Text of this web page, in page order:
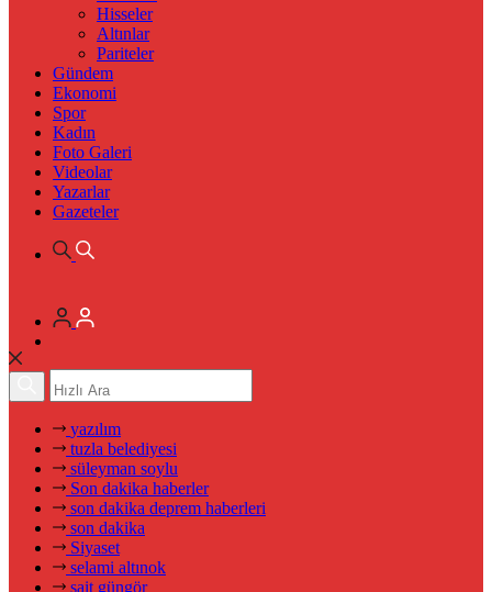
Hisseler
Altınlar
Pariteler
Gündem
Ekonomi
Spor
Kadın
Foto Galeri
Videolar
Yazarlar
Gazeteler
yazılım
tuzla belediyesi
süleyman soylu
Son dakika haberler
son dakika deprem haberleri
son dakika
Siyaset
selami altınok
sait güngör